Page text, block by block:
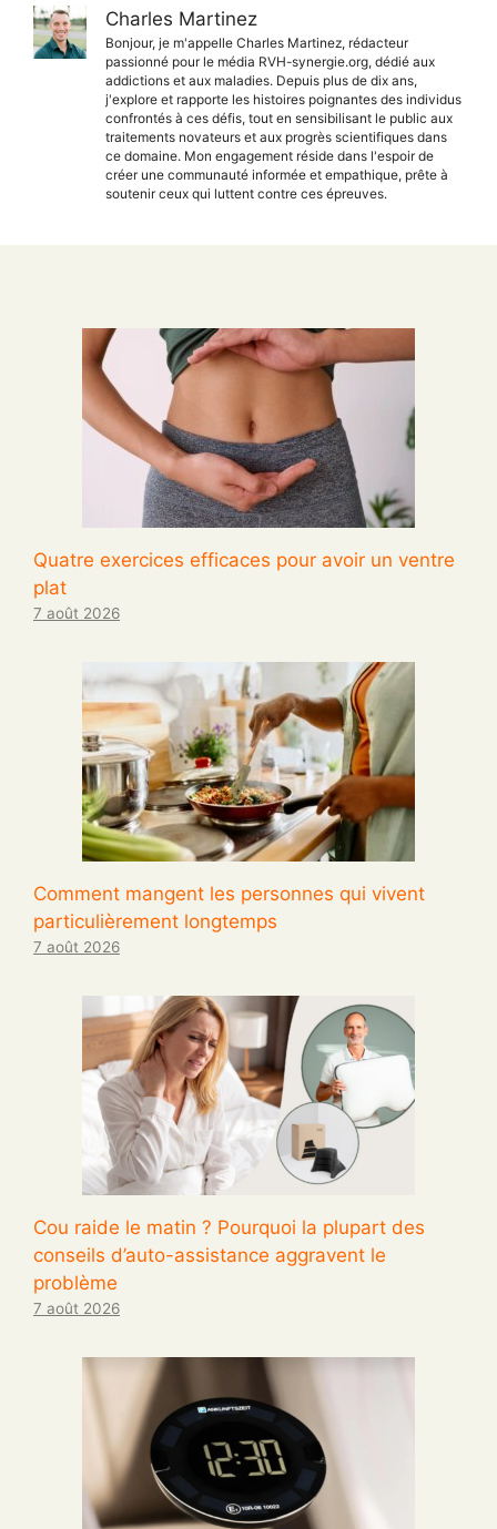
Charles Martinez
Bonjour, je m'appelle Charles Martinez, rédacteur
passionné pour le média RVH-synergie.org, dédié aux
addictions et aux maladies. Depuis plus de dix ans,
j'explore et rapporte les histoires poignantes des individus
confrontés à ces défis, tout en sensibilisant le public aux
traitements novateurs et aux progrès scientifiques dans
ce domaine. Mon engagement réside dans l'espoir de
créer une communauté informée et empathique, prête à
soutenir ceux qui luttent contre ces épreuves.
Quatre exercices efficaces pour avoir un ventre
plat
7 août 2026
Comment mangent les personnes qui vivent
particulièrement longtemps
7 août 2026
Cou raide le matin ? Pourquoi la plupart des
conseils d’auto-assistance aggravent le
problème
7 août 2026